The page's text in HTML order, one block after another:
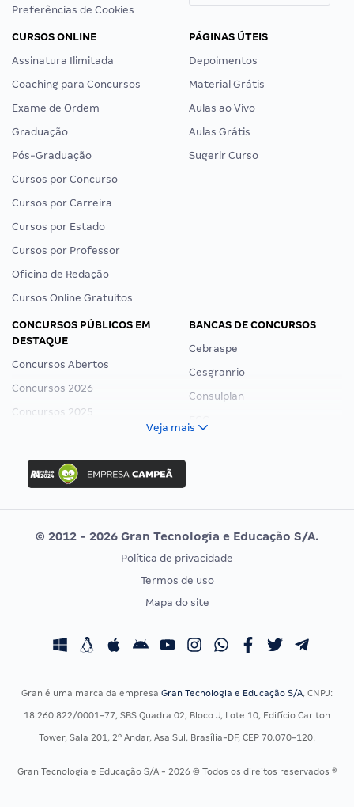
Preferências de Cookies
CURSOS ONLINE
Assinatura Ilimitada
Coaching para Concursos
Exame de Ordem
Graduação
Pós-Graduação
Cursos por Concurso
Cursos por Carreira
Cursos por Estado
Cursos por Professor
Oficina de Redação
Cursos Online Gratuitos
PÁGINAS ÚTEIS
Depoimentos
Material Grátis
Aulas ao Vivo
Aulas Grátis
Sugerir Curso
CONCURSOS PÚBLICOS EM
DESTAQUE
Concursos Abertos
Concursos 2026
Concursos 2025
Concurso Ibama
Concurso MPU
Editais publicados
BANCAS DE CONCURSOS
Cebraspe
Cesgranrio
Consulplan
Vunesp
CONCURSOS POR PROFISSÃO
Concursos Fiscais
Concursos Saúde
Residência Multiprofissional
EXAME DE ORDEM
Calendário OAB
Veja mais
© 2012 - 2026 Gran Tecnologia e Educação S/A.
Política de privacidade
Termos de uso
Mapa do site
Gran é uma marca da empresa Gran Tecnologia e Educação S/A, CNPJ:
18.260.822/0001-77, SBS Quadra 02, Bloco J, Lote 10, Edifício Carlton
Tower, Sala 201, 2º Andar, Asa Sul, Brasília-DF, CEP 70.070-120.
Gran Tecnologia e Educação S/A - 2026 © Todos os direitos reservados ®